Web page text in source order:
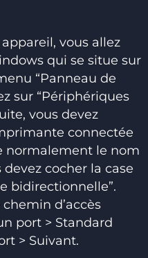
vous allez
qui se situe sur
“Panneau de
sur “Périphériques
vous devez
connectée
normalement le nom
cocher la case
bidirectionnelle”.
d’accès
port > Standard
> Suivant.